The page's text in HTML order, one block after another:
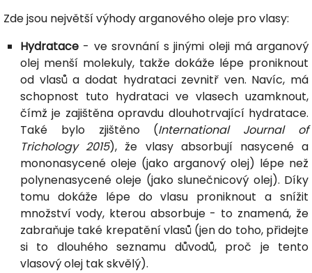
Zde jsou největší výhody arganového oleje pro vlasy:
Hydratace - ve srovnání s jinými oleji má arganový
olej menší molekuly, takže dokáže lépe proniknout
od vlasů a dodat hydrataci zevnitř ven. Navíc, má
schopnost tuto hydrataci ve vlasech uzamknout,
čímž je zajištěna opravdu dlouhotrvající hydratace.
Také bylo zjištěno (International Journal of
Trichology 2015), že vlasy absorbují nasycené a
mononasycené oleje (jako arganový olej) lépe než
polynenasycené oleje (jako slunečnicový olej). Díky
tomu dokáže lépe do vlasu proniknout a snížit
množství vody, kterou absorbuje - to znamená, že
zabraňuje také krepatění vlasů (jen do toho, přidejte
si to dlouhého seznamu důvodů, proč je tento
vlasový olej tak skvělý).